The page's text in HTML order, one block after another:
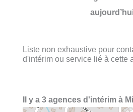
Liste non exhaustive pour
d'intérim ou service lié à cette
Il y a 3 agences d'intérim à